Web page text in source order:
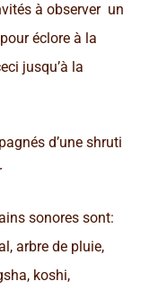
à observer un
éclore à la
jusqu’à la
d’une shruti
sonores sont:
arbre de pluie,
koshi,